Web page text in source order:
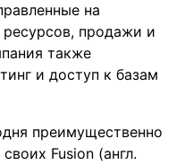
на
продажи и
также
и доступ к базам
преимущественно
Fusion (англ.